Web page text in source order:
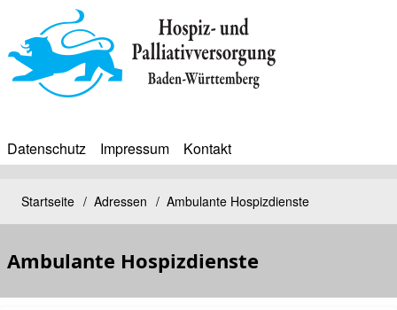
zum
Inhalt
BIP
Datenschutz Impressum Kontakt
Bip
Pfadnavigation
Startseite Adressen Ambulante Hospizdienste
Ambulante Hospizdienste